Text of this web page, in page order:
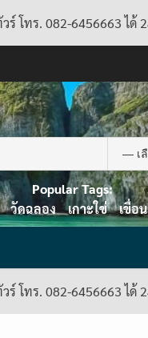
โทร. 082-6456663 ได้
Popular Tags:
วัดฉลอง
เกาะใข่ เขื่อ
โทร. 082-6456663 ได้